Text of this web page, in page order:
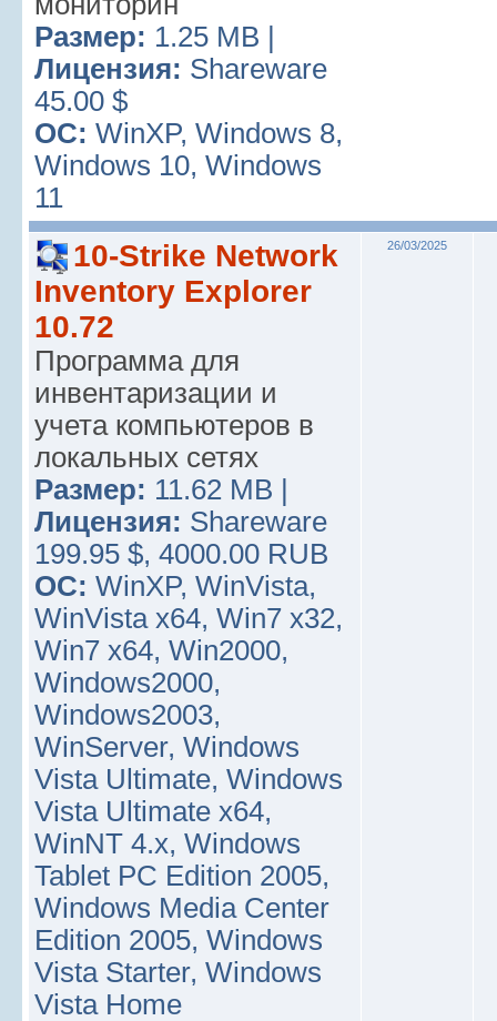
Размер: 1.25 MB |
Лицензия: Shareware
45.00 $
ОС: WinXP, Windows 8,
Windows 10, Windows
11
10-Strike Network
Inventory Explorer
10.72
Программа для
инвентаризации и
учета компьютеров в
локальных сетях
Размер: 11.62 MB |
Лицензия: Shareware
199.95 $, 4000.00 RUB
ОС: WinXP, WinVista,
WinVista x64, Win7 x32,
Win7 x64, Win2000,
Windows2000,
Windows2003,
WinServer, Windows
Vista Ultimate, Windows
Vista Ultimate x64,
WinNT 4.x, Windows
Tablet PC Edition 2005,
Windows Media Center
Edition 2005, Windows
Vista Starter, Windows
Vista Home
26/03/2025